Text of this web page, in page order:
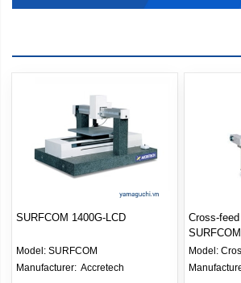
SURFCOM 1400G-LCD
Model: SURFCOM
Accretech
Cross-
meters
Model: